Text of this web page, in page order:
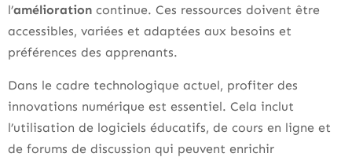
l’amélioration continue. Ces ressources doivent être
accessibles, variées et adaptées aux besoins et
préférences des apprenants.
Dans le cadre technologique actuel, profiter des
innovations numérique est essentiel. Cela inclut
l’utilisation de logiciels éducatifs, de cours en ligne et
de forums de discussion qui peuvent enrichir